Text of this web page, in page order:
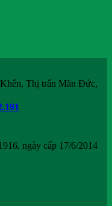
Thị trấn Mãn Đức,
ngày cấp 17/6/2014